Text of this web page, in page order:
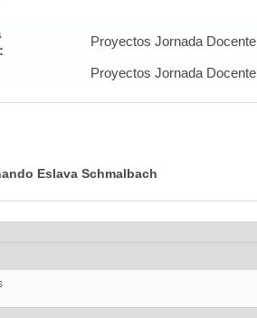
Proyectos Jornada Docente
Proyectos Jornada Docente
Eslava Schmalbach